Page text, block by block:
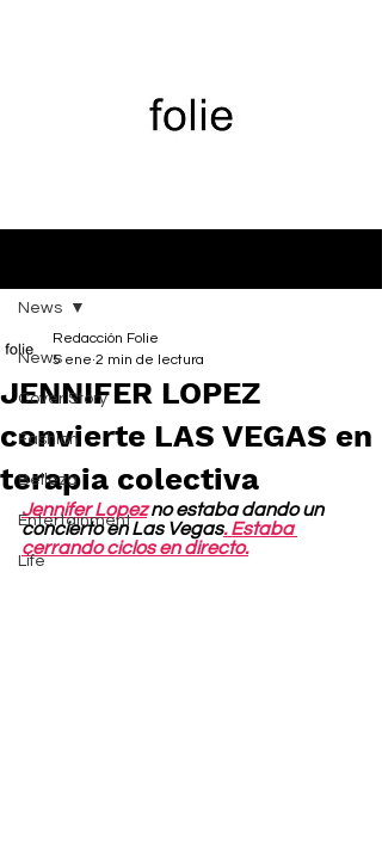
News
Cover Story
Fashion
Belleza
Entertainment
Life
News
JENNIFER LOPEZ
convierte LAS VEGAS en
terapia colectiva
Redacción Folie
5 ene 2 min de lectura
Jennifer Lopez no estaba dando un
concierto en Las Vegas. Estaba
cerrando ciclos en directo.